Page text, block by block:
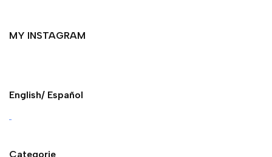
MY INSTAGRAM
English/ Español
Categorie